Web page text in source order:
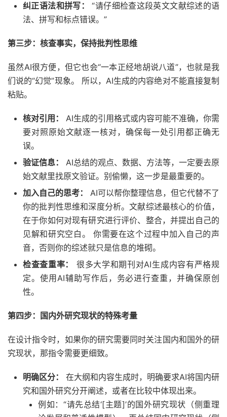
纠正语法和拼写：
“请仔细检查这段英文文献综述的语
法、拼写和标点错误。”
第三步：核查事实，保持批判性思维
虽然AI很方便，但它也会“一本正经地胡说八道”，也就是我
们说的“幻觉”现象。 所以，AI生成的内容绝对不能直接复制
粘贴。
核对引用：
AI生成的引用格式或内容可能不准确，你需
要对照原始文献逐一核对，确保每一处引用都正确无
误。
验证信息：
AI总结的观点、数据、方法等，一定要去原
始文献里找原文验证。别偷懒，这一步是最重要的。
加入自己的思考：
AI可以帮你整理信息，但它代替不了
你的批判性思维和深度分析。文献综述最核心的价值，
在于你如何对现有研究进行评价、整合，并提出自己的
见解和研究空白。 你需要在这个过程中加入自己的声
音，否则你的综述就只是信息的堆砌。
检查查重率：
很多大学和期刊对AI生成内容有严格规
定。使用AI辅助写作后，务必进行查重，并确保原创
性。
第四步：国内外研究现状的特殊考量
在设计指令时，如果你的研究需要同时关注国内和国外的研
究现状，那指令需要更细致。
明确区分：
在大纲和内容生成时，明确要求AI将国内研
究和国外研究分开阐述，或者在比较中体现出来。
例如：“请先总结‘[主题]’的国外研究现状（侧重理